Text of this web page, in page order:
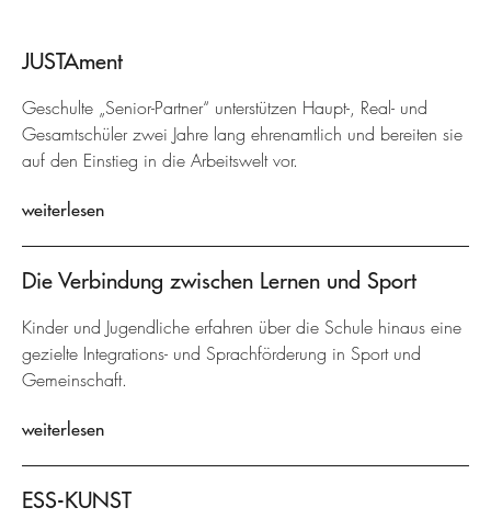
JUSTAment
Geschulte „Senior-Partner“ unterstützen Haupt-, Real- und
Gesamtschüler zwei Jahre lang ehrenamtlich und bereiten sie
auf den Einstieg in die Arbeitswelt vor.
weiterlesen
Die Verbindung zwischen Lernen und Sport
Kinder und Jugendliche erfahren über die Schule hinaus eine
gezielte Integrations- und Sprachförderung in Sport und
Gemeinschaft.
weiterlesen
ESS-KUNST